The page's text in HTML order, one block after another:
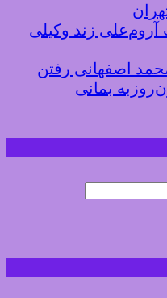
علی زند وکیلی
اصفهانی رفتن
روزبه بمانی